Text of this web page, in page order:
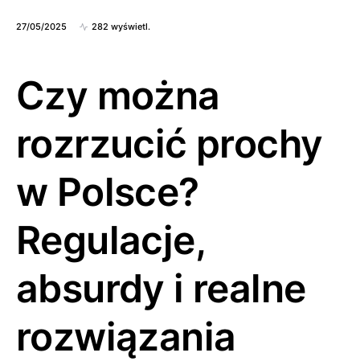
27/05/2025 282 wyświetl.
Czy można
rozrzucić prochy
w Polsce?
Regulacje,
absurdy i realne
rozwiązania